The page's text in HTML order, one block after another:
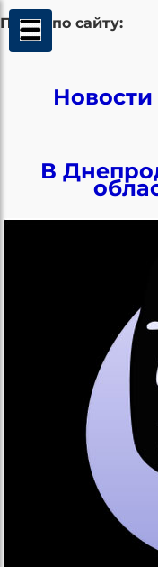
Поиск по сайту:
В